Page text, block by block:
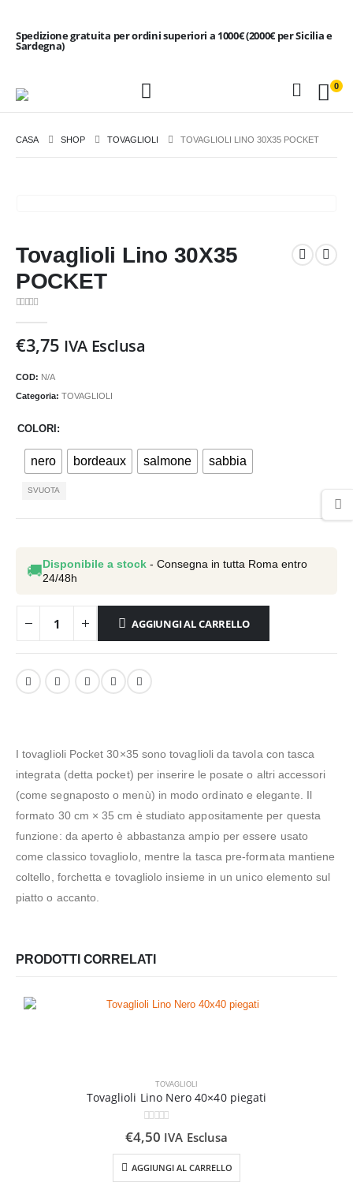
Spedizione gratuita per ordini superiori a 1000€ (2000€ per Sicilia e
Sardegna)
0
CASA SHOP TOVAGLIOLI TOVAGLIOLI LINO 30X35 POCKET
Tovaglioli Lino 30X35
POCKET
€3,75 IVA Esclusa
COD: N/A
Categoria: TOVAGLIOLI
COLORI
nero bordeaux salmone sabbia
SVUOTA
🚚Disponibile a stock - Consegna in tutta Roma entro
24/48h
AGGIUNGI AL CARRELLO
I tovaglioli Pocket 30×35 sono tovaglioli da tavola con tasca
integrata (detta pocket) per inserire le posate o altri accessori
(come segnaposto o menù) in modo ordinato e elegante. Il
formato 30 cm × 35 cm è studiato appositamente per questa
funzione: da aperto è abbastanza ampio per essere usato
come classico tovagliolo, mentre la tasca pre-formata mantiene
coltello, forchetta e tovagliolo insieme in un unico elemento sul
piatto o accanto.
PRODOTTI CORRELATI
TOVAGLIOLI
Tovaglioli Lino Nero 40×40 piegati
0Su 5
€4,50 IVA Esclusa
AGGIUNGI AL CARRELLO